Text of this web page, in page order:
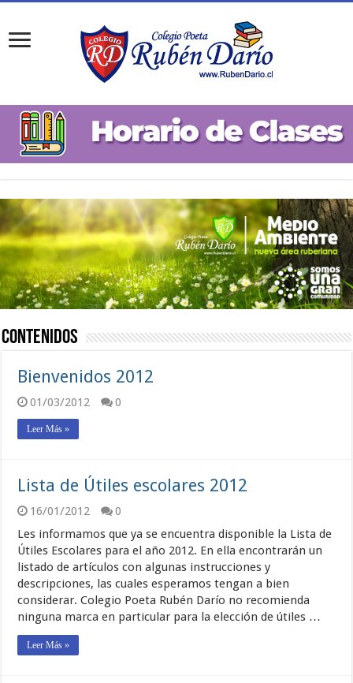
Contenidos
Bienvenidos 2012
01/03/2012 0
Leer Más »
Lista de Útiles escolares 2012
16/01/2012
0
Les informamos que ya se encuentra disponible la Lista de
Útiles Escolares para el año 2012. En ella encontrarán un
listado de artículos con algunas instrucciones y
descripciones, las cuales esperamos tengan a bien
considerar. Colegio Poeta Rubén Darío no recomienda
ninguna marca en particular para la elección de útiles …
Leer Más »